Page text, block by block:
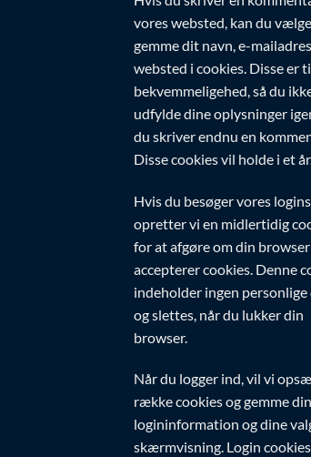
vores websted, kan du
gemme dit navn, e-
websted i cookies. Disse er
bekvemmeligehed, så du
udfylde dine oplysninger
du skriver endnu en
Disse cookies vil holde i et år.
Hvis du besøger vores
opretter vi en midlertidig
for at afgøre om din browser
accepterer cookies. Denne
indeholder ingen personlige
og slettes, når du lukker din
browser.
Når du logger ind, vil vi
række cookies og gemme din
logininformation og dine
skærmvisning. Login cookies